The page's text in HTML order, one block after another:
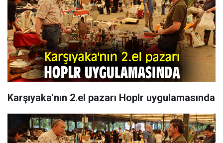
Karşıyaka'nın 2.el pazarı Hoplr uygulamasında